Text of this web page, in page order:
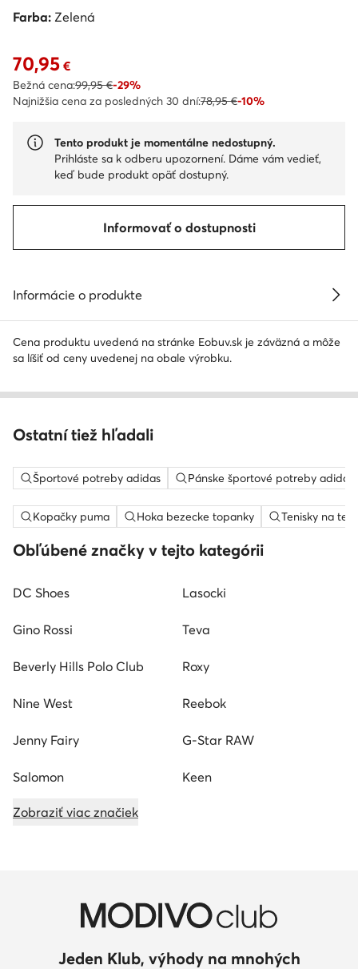
Farba: Zelená
Aktuálna cena 70,95 €
70,95 €
Bežná cena:99,95 €-29%
Najnižšia cena za posledných 30 dní:78,95 €-10%
Tento produkt je momentálne nedostupný.
Prihláste sa k odberu upozornení. Dáme vám vedieť,
keď bude produkt opäť dostupný.
Informovať o dostupnosti
Informácie o produkte
Cena produktu uvedená na stránke Eobuv.sk je záväzná a môže
sa líšiť od ceny uvedenej na obale výrobku.
Ostatní tiež hľadali
Športové potreby adidas Pánske športové potreby adidas
Kopačky puma Hoka bezecke topanky Tenisky na
Obľúbené značky v tejto kategórii
DC Shoes Lasocki
Gino Rossi Teva
Beverly Hills Polo Club Roxy
Nine West Reebok
Jenny Fairy G-Star RAW
Salomon Keen
Zobraziť viac značiek
Jeden Klub, výhody na mnohých